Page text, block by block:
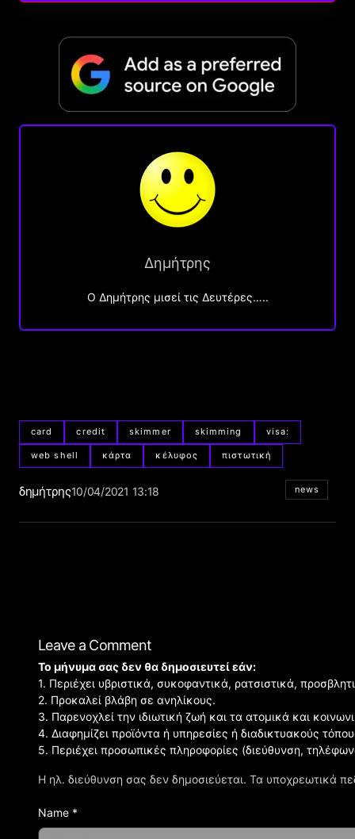
Δημήτρης
O Δημήτρης μισεί τις Δευτέρες…..
card credit skimmer skimming visa:
web shell κάρτα κέλυφος πιστωτική
δημήτρης10/04/2021 13:18 news
Leave a Comment
Η ηλ. διεύθυνση σας δεν δημοσιεύεται. Τα υποχρεωτικά
Το μήνυμα σας δεν θα δημοσιευτεί εάν:
1. Περιέχει υβριστικά, συκοφαντικά, ρατσιστικά,
2. Προκαλεί βλάβη σε ανηλίκους.
3. Παρενοχλεί την ιδιωτική ζωή και τα ατομικά και
4. Διαφημίζει προϊόντα ή υπηρεσίες ή διαδικτυακούς
5. Περιέχει προσωπικές πληροφορίες (διεύθυνση,
Name *